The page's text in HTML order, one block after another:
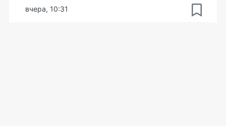
вчера, 10:31